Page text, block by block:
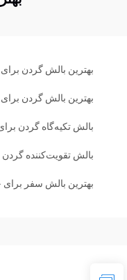
بهترین بالش گردن برای
بهترین بالش گردن برای
بالش تکیه‌گاه گردن برای
بالش تقویت‌کننده گردن
بهترین بالش سفر برای